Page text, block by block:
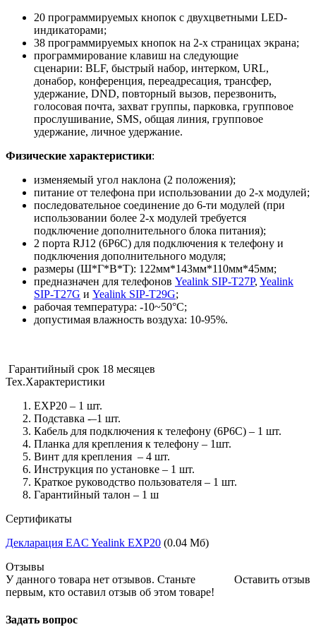
20 программируемых кнопок с двухцветными LED-
индикаторами;
38 программируемых кнопок на 2-х страницах экрана;
программирование клавиш на следующие
сценарии: BLF, быстрый набор, интерком, URL,
донабор, конференция, переадресация, трансфер,
удержание, DND, повторный вызов, перезвонить,
голосовая почта, захват группы, парковка, групповое
прослушивание, SMS, общая линия, групповое
удержание, личное удержание.
Физические характеристики:
изменяемый угол наклона (2 положения);
питание от телефона при использовании до 2-х модулей;
последовательное соединение до 6-ти модулей (при
использовании более 2-х модулей требуется
подключение дополнительного блока питания);
2 порта RJ12 (6P6C) для подключения к телефону и
подключения дополнительного модуля;
размеры (Ш*Г*В*Т): 122мм*143мм*110мм*45мм;
предназначен для телефонов Yealink SIP-T27P, Yealink
SIP-T27G и Yealink SIP-T29G;
рабочая температура: -10~50°C;
допустимая влажность воздуха: 10-95%.
Гарантийный срок 18 месяцев
Тех.Характеристики
EXP20 – 1 шт.
Подставка -–1 шт.
Кабель для подключения к телефону (6P6C) – 1 шт.
Планка для крепления к телефону – 1шт.
Винт для крепления – 4 шт.
Инструкция по установке – 1 шт.
Краткое руководство пользователя – 1 шт.
Гарантийный талон – 1 ш
Сертификаты
Декларация EAC Yealink EXP20 (0.04 Мб)
Отзывы
Оставить отзыв
У данного товара нет отзывов. Станьте
первым, кто оставил отзыв об этом товаре!
Задать вопрос